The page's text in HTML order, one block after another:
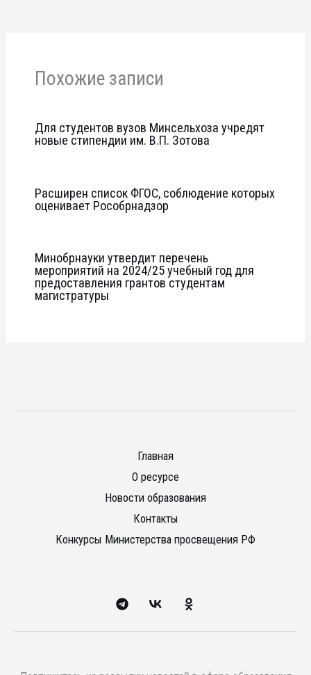
Похожие записи
Для студентов вузов Минсельхоза учредят
новые стипендии им. В.П. Зотова
Расширен список ФГОС, соблюдение которых
оценивает Рособрнадзор
Минобрнауки утвердит перечень
мероприятий на 2024/25 учебный год для
предоставления грантов студентам
магистратуры
Главная
О ресурсе
Новости образования
Контакты
Конкурсы Министерства просвещения РФ